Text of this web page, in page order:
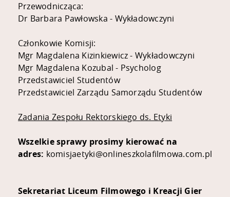
Przewodnicząca:
Dr Barbara Pawłowska - Wykładowczyni
Członkowie Komisji:
Mgr Magdalena Kizinkiewicz - Wykładowczyni
Mgr Magdalena Kozubal - Psycholog
Przedstawiciel Studentów
Przedstawiciel Zarządu Samorządu Studentów
Zadania Zespołu Rektorskiego ds. Etyki
Wszelkie sprawy prosimy kierować na
adres: komisjaetyki@onlineszkolafilmowa.com.pl
Sekretariat Liceum Filmowego i Kreacji Gier